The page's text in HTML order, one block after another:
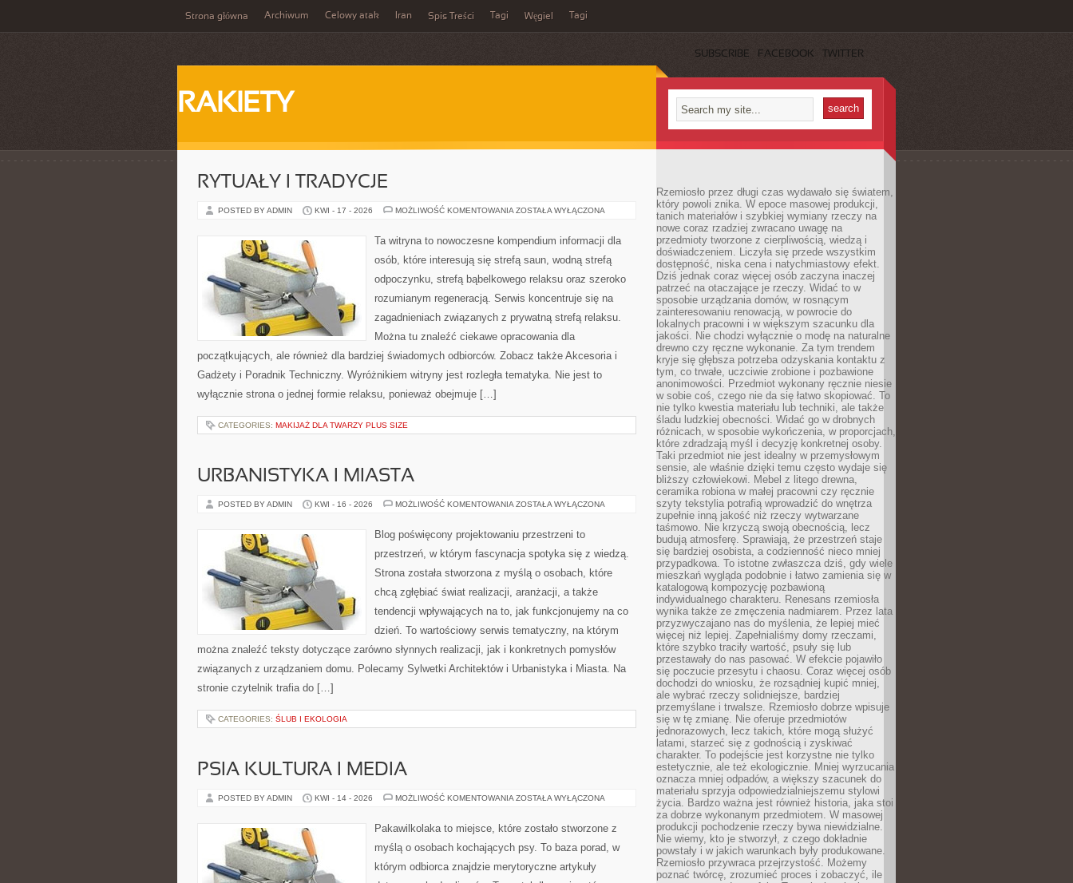
Strona główna Archiwum Celowy atak Iran Spis Treści Tagi Węgiel Tagi
SUBSCRIBE FACEBOOK TWITTER
RAKIETY
RYTUAŁY I TRADYCJE
POSTED BY ADMIN KWI - 17 - 2026 MOŻLIWOŚĆ KOMENTOWANIA RYTUAŁY
ZOSTAŁA WYŁĄCZONA
Ta witryna to nowoczesne kompendium informacji dla
osób, które interesują się strefą saun, wodną strefą
odpoczynku, strefą bąbelkowego relaksu oraz szeroko
rozumianym regeneracją. Serwis koncentruje się na
zagadnieniach związanych z prywatną strefą relaksu.
Można tu znaleźć ciekawe opracowania dla
początkujących, ale również dla bardziej świadomych odbiorców. Zobacz także Akcesoria i
Gadżety i Poradnik Techniczny. Wyróżnikiem witryny jest rozległa tematyka. Nie jest to
wyłącznie strona o jednej formie relaksu, ponieważ obejmuje […]
CATEGORIES: MAKIJAŻ DLA TWARZY PLUS SIZE
URBANISTYKA I MIASTA
POSTED BY ADMIN KWI - 16 - 2026 MOŻLIWOŚĆ KOMENTOWANIA URBANISTYKA
ZOSTAŁA WYŁĄCZONA
Blog poświęcony projektowaniu przestrzeni to
przestrzeń, w którym fascynacja spotyka się z wiedzą.
Strona została stworzona z myślą o osobach, które
chcą zgłębiać świat realizacji, aranżacji, a także
tendencji wpływających na to, jak funkcjonujemy na co
dzień. To wartościowy serwis tematyczny, na którym
można znaleźć teksty dotyczące zarówno słynnych realizacji, jak i konkretnych pomysłów
związanych z urządzaniem domu. Polecamy Sylwetki Architektów i Urbanistyka i Miasta. Na
stronie czytelnik trafia do […]
CATEGORIES: ŚLUB I EKOLOGIA
PSIA KULTURA I MEDIA
POSTED BY ADMIN KWI - 14 - 2026 MOŻLIWOŚĆ KOMENTOWANIA PSIA
ZOSTAŁA WYŁĄCZONA
Pakawilkolaka to miejsce, które zostało stworzone z
myślą o osobach kochających psy. To baza porad, w
którym odbiorca znajdzie merytoryczne artykuły
Rzemiosło przez długi czas wydawało się światem,
który powoli znika. W epoce masowej produkcji,
tanich materiałów i szybkiej wymiany rzeczy na
nowe coraz rzadziej zwracano uwagę na
przedmioty tworzone z cierpliwością, wiedzą i
doświadczeniem. Liczyła się przede wszystkim
dostępność, niska cena i natychmiastowy efekt.
Dziś jednak coraz więcej osób zaczyna inaczej
patrzeć na otaczające je rzeczy. Widać to w
sposobie urządzania domów, w rosnącym
zainteresowaniu renowacją, w powrocie do
lokalnych pracowni i w większym szacunku dla
jakości. Nie chodzi wyłącznie o modę na naturalne
drewno czy ręczne wykonanie. Za tym trendem
kryje się głębsza potrzeba odzyskania kontaktu z
tym, co trwałe, uczciwie zrobione i pozbawione
anonimowości. Przedmiot wykonany ręcznie niesie
w sobie coś, czego nie da się łatwo skopiować. To
nie tylko kwestia materiału lub techniki, ale także
śladu ludzkiej obecności. Widać go w drobnych
różnicach, w sposobie wykończenia, w proporcjach,
które zdradzają myśl i decyzję konkretnej osoby.
Taki przedmiot nie jest idealny w przemysłowym
sensie, ale właśnie dzięki temu często wydaje się
bliższy człowiekowi. Mebel z litego drewna,
ceramika robiona w małej pracowni czy ręcznie
szyty tekstylia potrafią wprowadzić do wnętrza
zupełnie inną jakość niż rzeczy wytwarzane
taśmowo. Nie krzyczą swoją obecnością, lecz
budują atmosferę. Sprawiają, że przestrzeń staje
się bardziej osobista, a codzienność nieco mniej
przypadkowa. To istotne zwłaszcza dziś, gdy wiele
mieszkań wygląda podobnie i łatwo zamienia się w
katalogową kompozycję pozbawioną
indywidualnego charakteru. Renesans rzemiosła
wynika także ze zmęczenia nadmiarem. Przez lata
przyzwyczajano nas do myślenia, że lepiej mieć
więcej niż lepiej. Zapełnialiśmy domy rzeczami,
które szybko traciły wartość, psuły się lub
przestawały do nas pasować. W efekcie pojawiło
się poczucie przesytu i chaosu. Coraz więcej osób
dochodzi do wniosku, że rozsądniej kupić mniej,
ale wybrać rzeczy solidniejsze, bardziej
przemyślane i trwalsze. Rzemiosło dobrze wpisuje
się w tę zmianę. Nie oferuje przedmiotów
jednorazowych, lecz takich, które mogą służyć
latami, starzeć się z godnością i zyskiwać
charakter. To podejście jest korzystne nie tylko
estetycznie, ale też ekologicznie. Mniej wyrzucania
oznacza mniej odpadów, a większy szacunek do
materiału sprzyja odpowiedzialniejszemu stylowi
życia. Bardzo ważna jest również historia, jaka stoi
za dobrze wykonanym przedmiotem. W masowej
produkcji pochodzenie rzeczy bywa niewidzialne.
Nie wiemy, kto je stworzył, z czego dokładnie
powstały i w jakich warunkach były produkowane.
Rzemiosło przywraca przejrzystość. Możemy
poznać twórcę, zrozumieć proces i zobaczyć, ile